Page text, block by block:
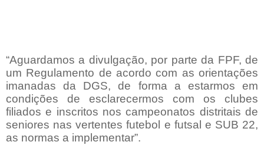
“Aguardamos a divulgação, por parte da FPF, de
um Regulamento de acordo com as orientações
imanadas da DGS, de forma a estarmos em
condições de esclarecermos com os clubes
filiados e inscritos nos campeonatos distritais de
seniores nas vertentes futebol e futsal e SUB 22,
as normas a implementar”.